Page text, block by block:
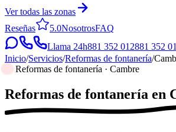
Ver todas las zonas
Reseñas
5.0NosotrosFAQ
Llama 24h881 352 012881 352
Inicio/Servicios/Reformas de fontanería/
Reformas de fontanería · Cambre
Reformas de fontanería en